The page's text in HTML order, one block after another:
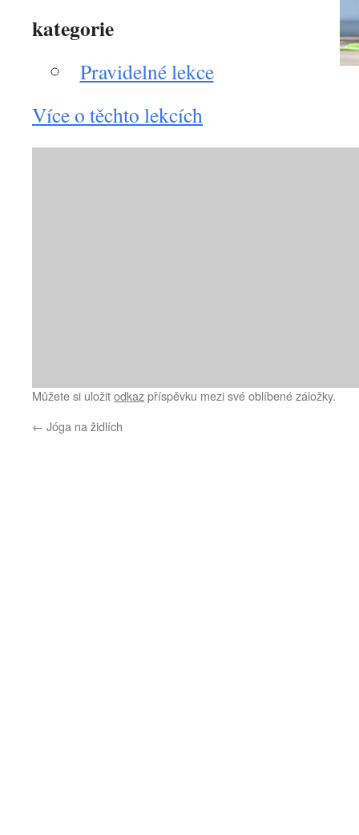
kategorie
Pravidelné lekce
Více o těchto lekcích
Můžete si uložitodkazpříspěvku mezi své oblíbené záložky.
← Jóga na židlích